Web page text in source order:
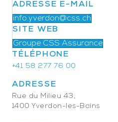
ADRESSE E-MAIL
info.yverdon@css.ch
SITE WEB
Groupe CSS Assurance
TÉLÉPHONE
+41 58 277 76 00
ADRESSE
Rue du Milieu 43,
1400 Yverdon-les-Bains